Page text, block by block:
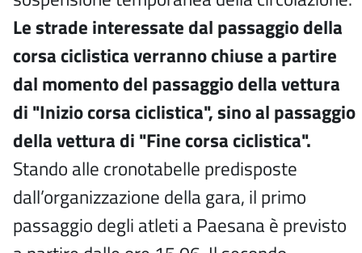
Le strade interessate dal passaggio della
corsa ciclistica verranno chiuse a partire
dal momento del passaggio della vettura
di "Inizio corsa ciclistica", sino al passaggio
della vettura di "Fine corsa ciclistica".
Stando alle cronotabelle predisposte
dall’organizzazione della gara, il primo
passaggio degli atleti a Paesana è previsto